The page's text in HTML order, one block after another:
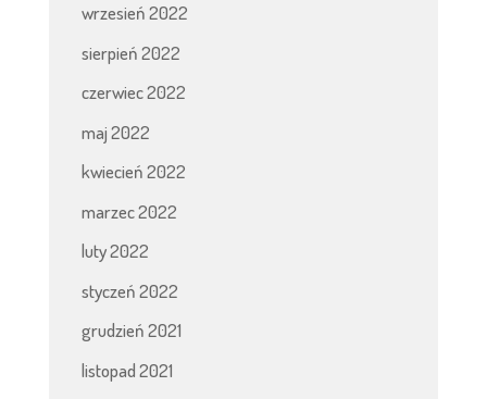
wrzesień 2022
sierpień 2022
czerwiec 2022
maj 2022
kwiecień 2022
marzec 2022
luty 2022
styczeń 2022
grudzień 2021
listopad 2021